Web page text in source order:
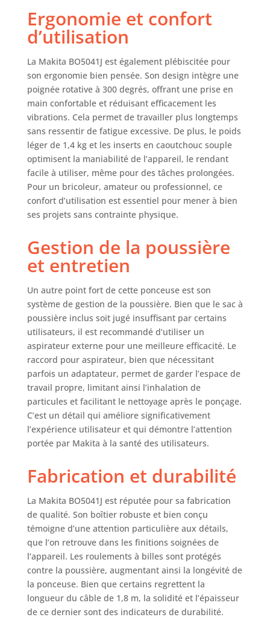
Ergonomie et confort
d’utilisation
La Makita BO5041J est également plébiscitée pour
son ergonomie bien pensée. Son design intègre une
poignée rotative à 300 degrés, offrant une prise en
main confortable et réduisant efficacement les
vibrations. Cela permet de travailler plus longtemps
sans ressentir de fatigue excessive. De plus, le poids
léger de 1,4 kg et les inserts en caoutchouc souple
optimisent la maniabilité de l’appareil, le rendant
facile à utiliser, même pour des tâches prolongées.
Pour un bricoleur, amateur ou professionnel, ce
confort d’utilisation est essentiel pour mener à bien
ses projets sans contrainte physique.
Gestion de la poussière
et entretien
Un autre point fort de cette ponceuse est son
système de gestion de la poussière. Bien que le sac à
poussière inclus soit jugé insuffisant par certains
utilisateurs, il est recommandé d’utiliser un
aspirateur externe pour une meilleure efficacité. Le
raccord pour aspirateur, bien que nécessitant
parfois un adaptateur, permet de garder l’espace de
travail propre, limitant ainsi l’inhalation de
particules et facilitant le nettoyage après le ponçage.
C’est un détail qui améliore significativement
l’expérience utilisateur et qui démontre l’attention
portée par Makita à la santé des utilisateurs.
Fabrication et durabilité
La Makita BO5041J est réputée pour sa fabrication
de qualité. Son boîtier robuste et bien conçu
témoigne d’une attention particulière aux détails,
que l’on retrouve dans les finitions soignées de
l’appareil. Les roulements à billes sont protégés
contre la poussière, augmentant ainsi la longévité de
la ponceuse. Bien que certains regrettent la
longueur du câble de 1,8 m, la solidité et l’épaisseur
de ce dernier sont des indicateurs de durabilité.